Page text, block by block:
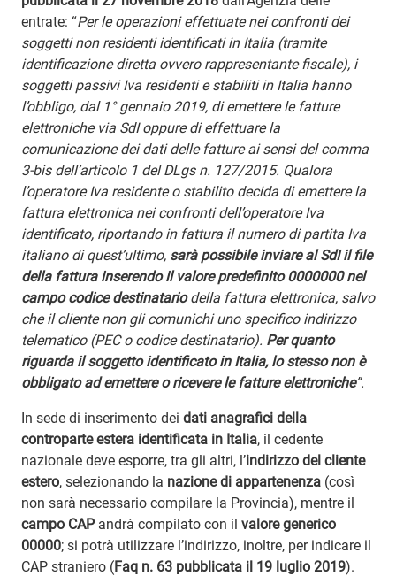
entrate: “Per le operazioni effettuate nei confronti dei
soggetti non residenti identificati in Italia (tramite
identificazione diretta ovvero rappresentante fiscale), i
soggetti passivi Iva residenti e stabiliti in Italia hanno
l’obbligo, dal 1° gennaio 2019, di emettere le fatture
elettroniche via SdI oppure di effettuare la
comunicazione dei dati delle fatture ai sensi del comma
3-bis dell’articolo 1 del DLgs n. 127/2015. Qualora
l’operatore Iva residente o stabilito decida di emettere la
fattura elettronica nei confronti dell’operatore Iva
identificato, riportando in fattura il numero di partita Iva
italiano di quest’ultimo, sarà possibile inviare al SdI il file
della fattura inserendo il valore predefinito 0000000 nel
campo codice destinatariodella fattura elettronica, salvo
che il cliente non gli comunichi uno specifico indirizzo
telematico (PEC o codice destinatario). Per quanto
riguarda il soggetto identificato in Italia, lo stesso non è
obbligato ad emettere o ricevere le fatture elettroniche”.
In sede di inserimento dei dati anagrafici della
controparte estera identificata in Italia, il cedente
nazionale deve esporre, tra gli altri, l’indirizzo del cliente
estero, selezionando la nazione di appartenenza (così
non sarà necessario compilare la Provincia), mentre il
campo CAPandrà compilato con il valore generico
00000; si potrà utilizzare l’indirizzo, inoltre, per indicare il
CAP straniero (Faq n. 63 pubblicata il 19 luglio 2019).